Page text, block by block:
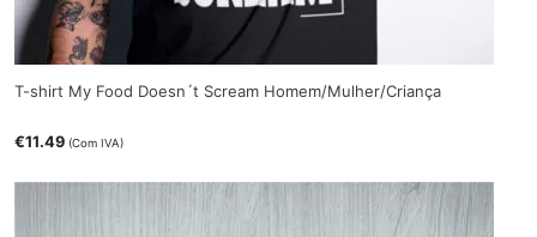
T-shirt My Food Doesn´t Scream Homem/Mulher/Criança
€11.49 (Com IVA)